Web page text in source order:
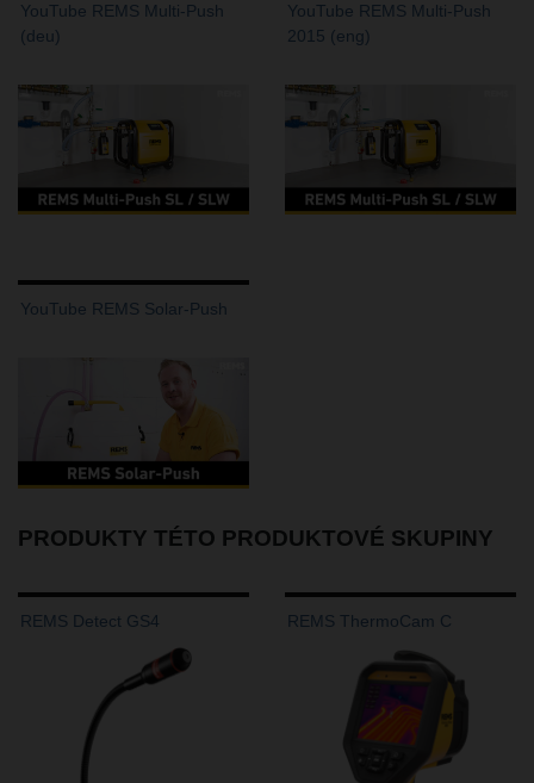
YouTube REMS Multi-Push
(deu)
YouTube REMS Multi-Push
2015 (eng)
YouTube REMS Solar-Push
PRODUKTY TÉTO PRODUKTOVÉ SKUPINY
REMS Detect GS4 REMS ThermoCam C